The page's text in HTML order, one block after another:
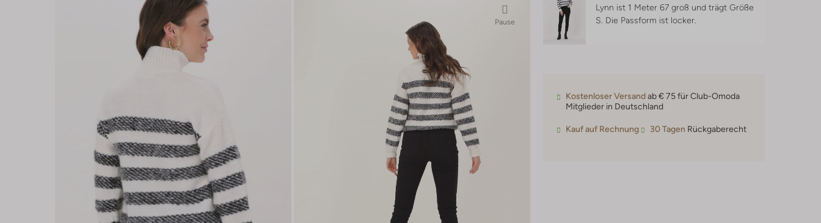
Pause
Lynn ist 1 Meter 67 groß und trägt Größe
S. Die Passform ist locker
Kostenloser Versandab € 75 für Club-Omoda
Mitglieder in Deutschland
Kauf auf Rechnung 30 Tagen Rückgaberecht